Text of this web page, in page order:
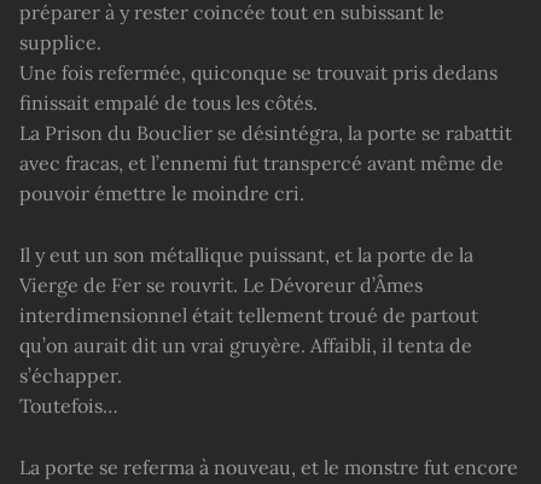
préparer à y rester coincée tout en subissant le
supplice.
Une fois refermée, quiconque se trouvait pris dedans
finissait empalé de tous les côtés.
La Prison du Bouclier se désintégra, la porte se rabattit
avec fracas, et l’ennemi fut transpercé avant même de
pouvoir émettre le moindre cri.
Il y eut un son métallique puissant, et la porte de la
Vierge de Fer se rouvrit. Le Dévoreur d’Âmes
interdimensionnel était tellement troué de partout
qu’on aurait dit un vrai gruyère. Affaibli, il tenta de
s’échapper.
Toutefois…
La porte se referma à nouveau, et le monstre fut encore